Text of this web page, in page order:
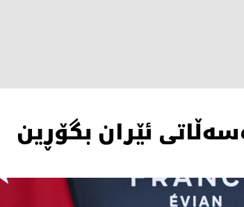
ئێران بگۆڕین